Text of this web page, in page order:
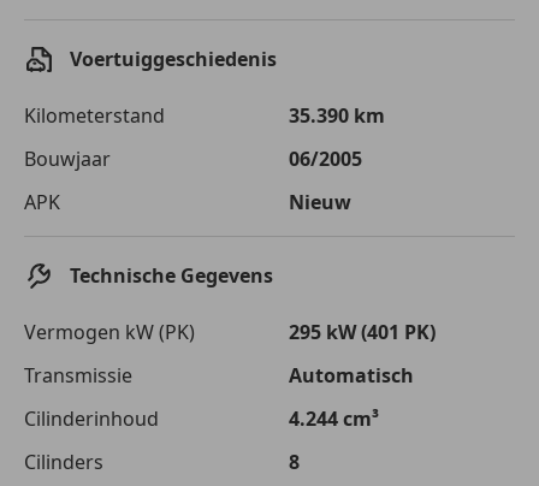
Voertuiggeschiedenis
Kilometerstand
35.390 km
Bouwjaar
06/2005
APK
Nieuw
Technische Gegevens
Vermogen kW (PK)
295 kW (401 PK)
Transmissie
Automatisch
Cilinderinhoud
4.244 cm³
Cilinders
8